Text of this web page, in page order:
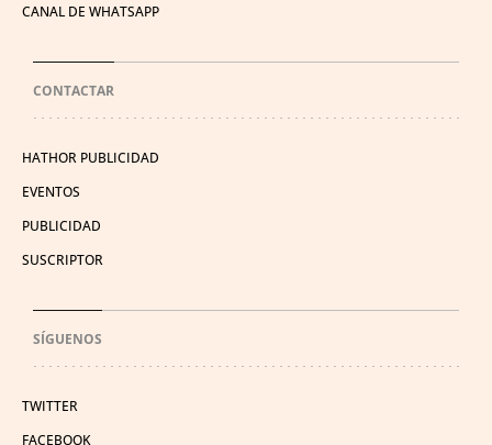
CANAL DE WHATSAPP
CONTACTAR
HATHOR PUBLICIDAD
EVENTOS
PUBLICIDAD
SUSCRIPTOR
SÍGUENOS
TWITTER
FACEBOOK